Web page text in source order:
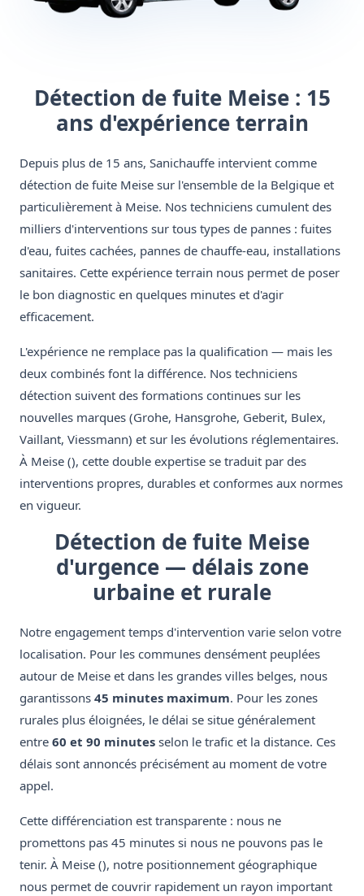
Détection de fuite Meise : 15
ans d'expérience terrain
Depuis plus de 15 ans, Sanichauffe intervient comme
détection de fuite Meise sur l'ensemble de la Belgique et
particulièrement à Meise. Nos techniciens cumulent des
milliers d'interventions sur tous types de pannes : fuites
d'eau, fuites cachées, pannes de chauffe-eau, installations
sanitaires. Cette expérience terrain nous permet de poser
le bon diagnostic en quelques minutes et d'agir
efficacement.
L'expérience ne remplace pas la qualification — mais les
deux combinés font la différence. Nos techniciens
détection suivent des formations continues sur les
nouvelles marques (Grohe, Hansgrohe, Geberit, Bulex,
Vaillant, Viessmann) et sur les évolutions réglementaires.
À Meise (), cette double expertise se traduit par des
interventions propres, durables et conformes aux normes
en vigueur.
Détection de fuite Meise
d'urgence — délais zone
urbaine et rurale
Notre engagement temps d'intervention varie selon votre
localisation. Pour les communes densément peuplées
autour de Meise et dans les grandes villes belges, nous
garantissons 45 minutes maximum. Pour les zones
rurales plus éloignées, le délai se situe généralement
entre 60 et 90 minutes selon le trafic et la distance. Ces
délais sont annoncés précisément au moment de votre
appel.
Cette différenciation est transparente : nous ne
promettons pas 45 minutes si nous ne pouvons pas le
tenir. À Meise (), notre positionnement géographique
nous permet de couvrir rapidement un rayon important